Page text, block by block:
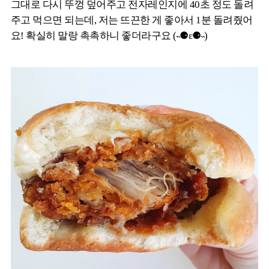
그대로 다시 뚜껑 덮어주고 전자레인지에 40초 정도 돌려
주고 먹으면 되는데, 저는 뜨끈한 게 좋아서 1분 돌려줬어
요! 확실히 말랑 촉촉하니 좋더라구요 (˵⚈ε⚈˵)